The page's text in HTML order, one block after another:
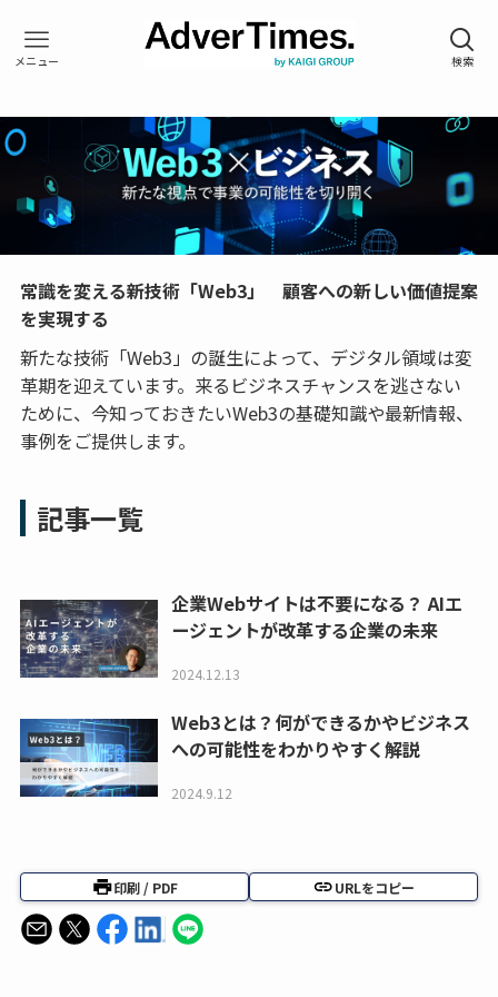
常識を変える新技術「Web3」 顧客への新しい価値提案
を実現する
新たな技術「Web3」の誕生によって、デジタル領域は変
革期を迎えています。来るビジネスチャンスを逃さない
ために、今知っておきたいWeb3の基礎知識や最新情報、
事例をご提供します。
記事一覧
企業Webサイトは不要になる？ AIエ
ージェントが改革する企業の未来
2024.12.13
Web3とは？何ができるかやビジネス
への可能性をわかりやすく解説
2024.9.12
印刷 / PDF URLをコピー